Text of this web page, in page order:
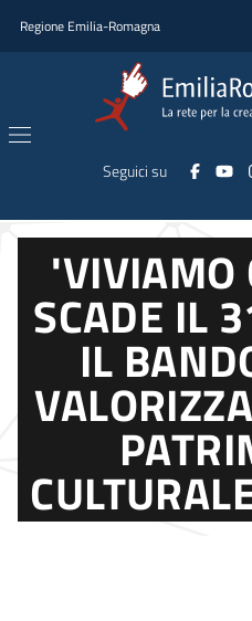
Regione Emilia-Romagna
Seguici su
'VIVIAMO
SCADE IL
IL